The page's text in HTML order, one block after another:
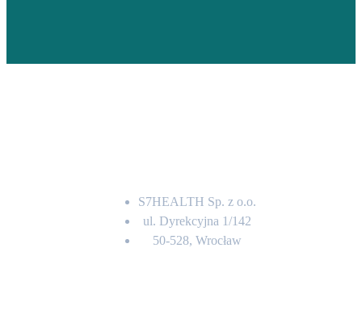
S7HEALTH Sp. z o.o.
ul. Dyrekcyjna 1/142
50-528, Wrocław